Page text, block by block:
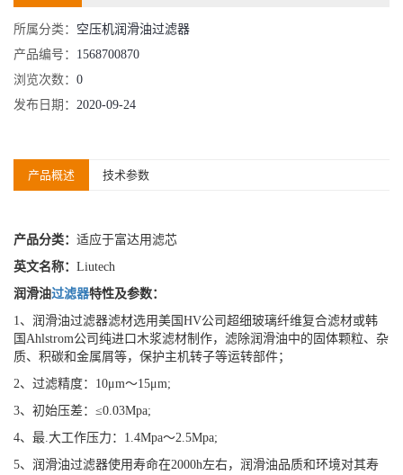
所属分类： 空压机润滑油过滤器
产品编号： 1568700870
浏览次数： 0
发布日期： 2020-09-24
产品概述 技术参数
产品分类： 适应于富达用滤芯
英文名称： Liutech
润滑油过滤器特性及参数：
1、润滑油过滤器滤材选用美国HV公司超细玻璃纤维复合滤材或韩
国Ahlstrom公司纯进口木浆滤材制作，滤除润滑油中的固体颗粒、杂
质、积碳和金属屑等，保护主机转子等运转部件；
2、过滤精度：10μm～15μm;
3、初始压差：≤0.03Mpa;
4、最.大工作压力：1.4Mpa～2.5Mpa;
5、润滑油过滤器使用寿命在2000h左右，润滑油品质和环境对其寿